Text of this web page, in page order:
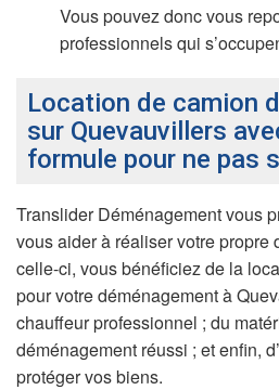
Vous pouvez donc vous
professionnels qui
Location de camion
sur Quevauvillers
formule pour ne pas
Translider Déménagement vous
vous aider à réaliser votre propre
celle-ci, vous bénéficiez de la
pour votre déménagement à
chauffeur professionnel ; du
déménagement réussi ; et enfin,
protéger vos biens.